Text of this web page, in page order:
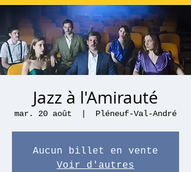
Jazz à l'Amirauté
mar. 20 août Pléneuf-Val-André
Aucun billet en vente
Voir d'autres